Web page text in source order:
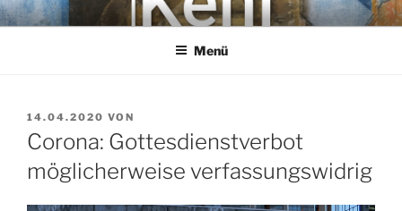
Zum
InhaltKEHL
Rechtsanwaltsgesellschaft mbH
Menü
VERÖFFENTLICHT
AM
14.04.2020 VON
Corona: Gottesdienstverbot
möglicherweise verfassungswidrig